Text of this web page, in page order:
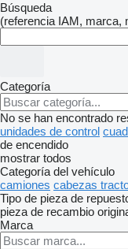
Búsqueda
(referencia IAM, marca,
Categoría
No se han encontrado
unidades de control
de encendido
mostrar todos
Categoría del vehículo
camiones cabezas
Tipo de pieza de
pieza de recambio
Marca